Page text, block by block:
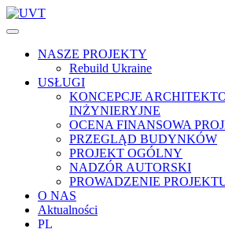
NASZE PROJEKTY
Rebuild Ukraine
USŁUGI
KONCEPCJE
INŻYNIERYJNE
OCENA FINANSOWA
PRZEGLĄD BUDYNKÓW
PROJEKT OGÓLNY
NADZÓR AUTORSKI
PROWADZENIE
O NAS
Aktualności
PL